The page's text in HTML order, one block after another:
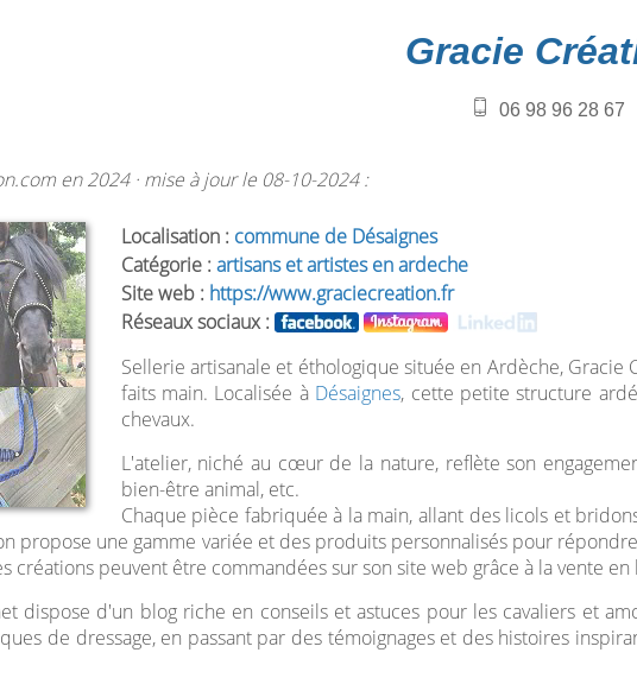
Gracie
06 98 96 28 67
en 2024 · mise à jour le 08-10-2024 :
Localisation : commune de Désaignes
Catégorie :artisans et artistes en ardeche
Site web : https://www.graciecreation.fr
Réseaux sociaux :
Sellerie artisanale et éthologique située en Ardèche,
faits main. Localisée à Désaignes, cette petite structure
chevaux.
L'atelier, niché au cœur de la nature, reflète son
bien-être animal, etc.
Chaque pièce fabriquée à la main, allant des licols et
propose une gamme variée et des produits personnalisés pour
créations peuvent être commandées sur son site web grâce à la vente en
dispose d'un blog riche en conseils et astuces pour les cavaliers et
de dressage, en passant par des témoignages et des histoires